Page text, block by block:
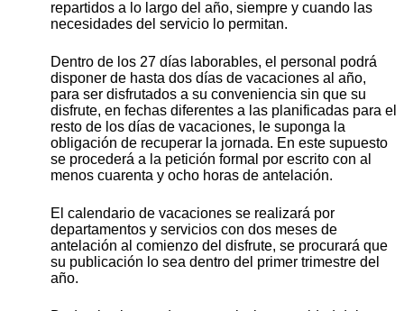
repartidos a lo largo del año, siempre y cuando las
necesidades del servicio lo permitan.
Dentro de los 27 días laborables, el personal podrá
disponer de hasta dos días de vacaciones al año,
para ser disfrutados a su conveniencia sin que su
disfrute, en fechas diferentes a las planificadas para el
resto de los días de vacaciones, le suponga la
obligación de recuperar la jornada. En este supuesto
se procederá a la petición formal por escrito con al
menos cuarenta y ocho horas de antelación.
El calendario de vacaciones se realizará por
departamentos y servicios con dos meses de
antelación al comienzo del disfrute, se procurará que
su publicación lo sea dentro del primer trimestre del
año.